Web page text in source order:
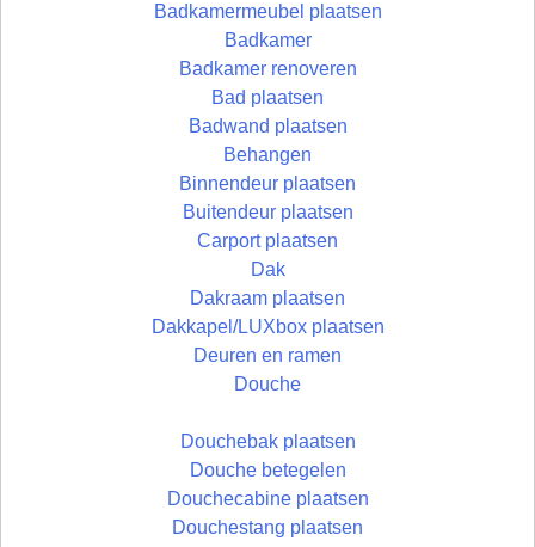
Badkamermeubel plaatsen
Badkamer
Badkamer renoveren
Bad plaatsen
Badwand plaatsen
Behangen
Binnendeur plaatsen
Buitendeur plaatsen
Carport plaatsen
Dak
Dakraam plaatsen
Dakkapel/LUXbox plaatsen
Deuren en ramen
Douche
Douchebak plaatsen
Douche betegelen
Douchecabine plaatsen
Douchestang plaatsen